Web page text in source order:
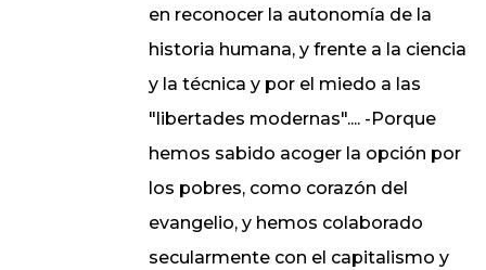
en reconocer la autonomía de la
historia humana, y frente a la ciencia
y la técnica y por el miedo a las
"libertades modernas".... -Porque
hemos sabido acoger la opción por
los pobres, como corazón del
evangelio, y hemos colaborado
secularmente con el capitalismo y